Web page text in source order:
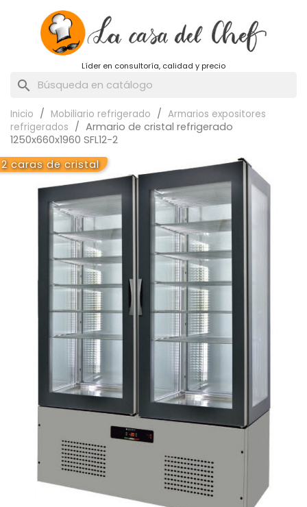
Líder en consultoría, calidad y precio
search
Inicio Mobiliario refrigerado
Armarios expositores
refrigerados
Armario de cristal refrigerado
1250x660x1960 SFL12-2
2 caras de cristal